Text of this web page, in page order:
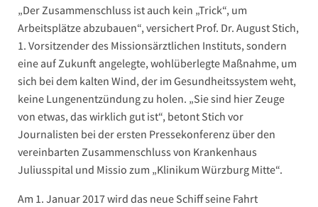
„Der Zusammenschluss ist auch kein „Trick“, um
Arbeitsplätze abzubauen“, versichert Prof. Dr. August Stich,
1. Vorsitzender des Missionsärztlichen Instituts, sondern
eine auf Zukunft angelegte, wohlüberlegte Maßnahme, um
sich bei dem kalten Wind, der im Gesundheitssystem weht,
keine Lungenentzündung zu holen. „Sie sind hier Zeuge
von etwas, das wirklich gut ist“, betont Stich vor
Journalisten bei der ersten Pressekonferenz über den
vereinbarten Zusammenschluss von Krankenhaus
Juliusspital und Missio zum „Klinikum Würzburg Mitte“.
Am 1. Januar 2017 wird das neue Schiff seine Fahrt